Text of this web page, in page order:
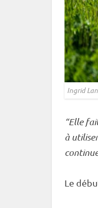
Ingrid
“Elle
à
Le